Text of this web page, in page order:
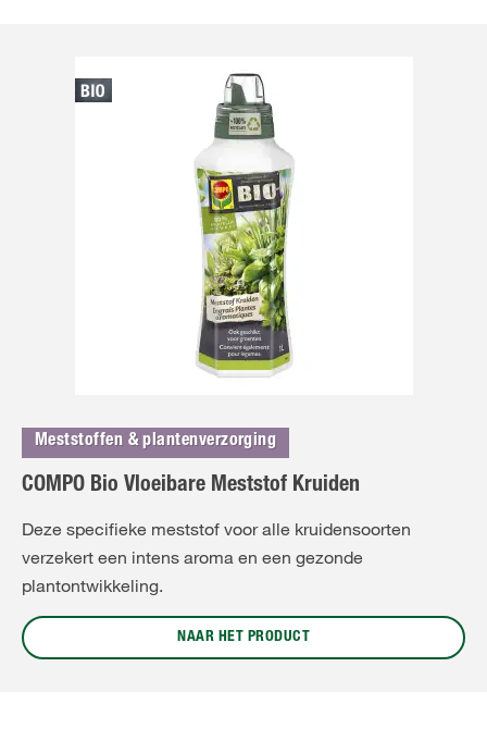
Meststoffen & plantenverzorging
COMPO Bio Vloeibare Meststof Kruiden
Deze specifieke meststof voor alle kruidensoorten
verzekert een intens aroma en een gezonde
plantontwikkeling.
NAAR HET PRODUCT